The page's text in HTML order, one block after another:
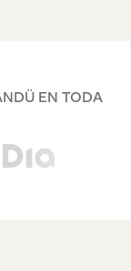
EN TODA